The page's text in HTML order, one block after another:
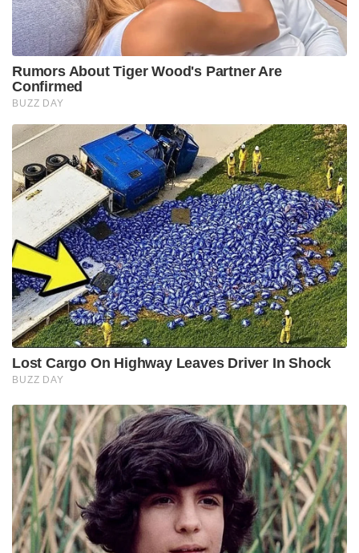
Rumors About Tiger Wood's Partner Are
Confirmed
BUZZ DAY
Lost Cargo On Highway Leaves Driver In Shock
BUZZ DAY